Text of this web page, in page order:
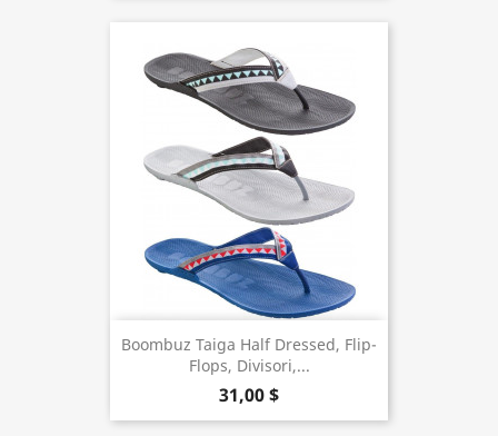
Boombuz Taiga Half Dressed, Flip-
Flops, Divisori,...
31,00 $